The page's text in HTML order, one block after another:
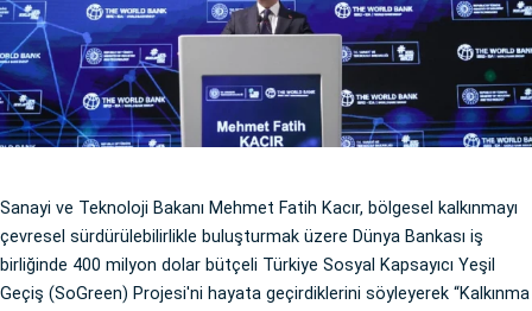
Sanayi ve Teknoloji Bakanı Mehmet Fatih Kacır, bölgesel kalkınmayı
çevresel sürdürülebilirlikle buluşturmak üzere Dünya Bankası iş
birliğinde 400 milyon dolar bütçeli Türkiye Sosyal Kapsayıcı Yeşil
Geçiş (SoGreen) Projesi'ni hayata geçirdiklerini söyleyerek “Kalkınma